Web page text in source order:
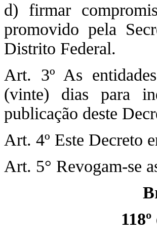
d) firmar
promovido pela
Distrito Federal.
Art. 3º As
(vinte) dias para
publicação deste
Art. 4º Este Decreto
Art. 5° Revogam-se